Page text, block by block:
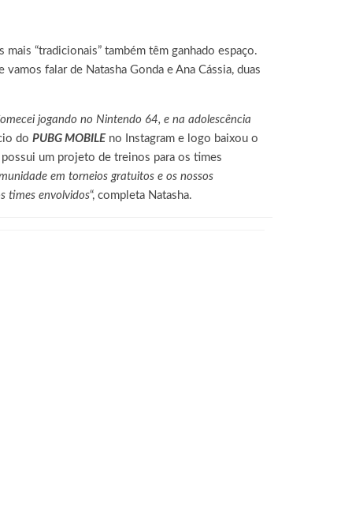
“tradicionais” também têm ganhado espaço.
falar de Natasha Gonda e Ana Cássia, duas
jogando no Nintendo 64, e na adolescência
do PUBG MOBILE no Instagram e logo baixou o
possui um projeto de treinos para os times
em torneios gratuitos e os nossos
times envolvidos“, completa Natasha.